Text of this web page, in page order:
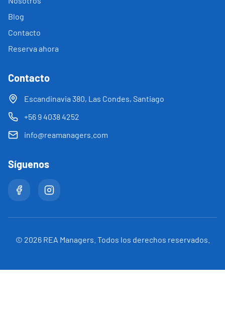
Blog
Contacto
Reserva ahora
Contacto
Escandinavia 380, Las Condes, Santiago
+56 9 4038 4252
info@reamanagers.com
Síguenos
© 2026REA Managers. Todos los derechos reservados.